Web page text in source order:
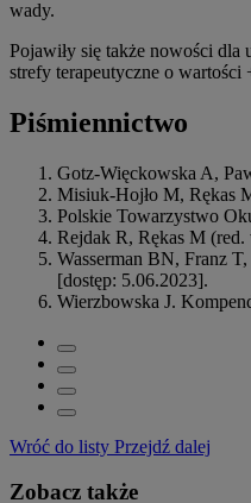
wady.
Pojawiły się także nowości
strefy terapeutyczne o
Piśmiennictwo
Gotz-Więckowska A,
Misiuk-Hojło M, Rękas
Polskie Towarzystwo
Rejdak R, Rękas M
Wasserman BN, Franz
[dostęp: 5.06.2023].
Wierzbowska J.
Wróć do listy Przejdź dalej
Zobacz także